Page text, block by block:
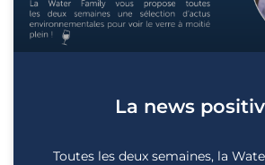
La news
Toutes les deux semaines, la